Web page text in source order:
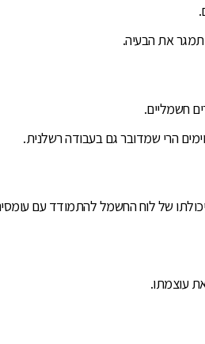
תמגר את הבעיה.
חשמליים.
הרי שמדובר גם בעבודה רשלנית.
של לוח החשמל להתמודד עם
עוצמתו.